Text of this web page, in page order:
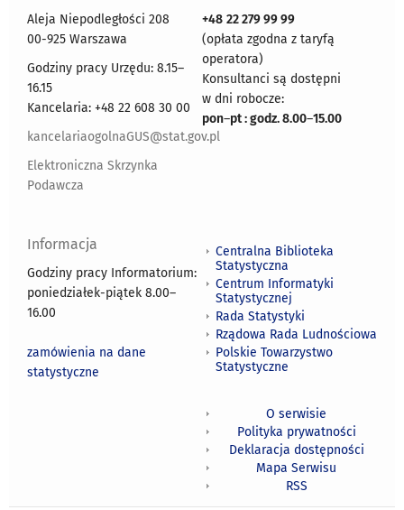
Aleja Niepodległości 208
00-925 Warszawa
Godziny pracy Urzędu: 8.15–
16.15
Kancelaria: +48 22 608 30 00
kancelariaogolnaGUS@stat.gov.pl
Elektroniczna Skrzynka
Podawcza
+48 22 279 99 99
(opłata zgodna z taryfą
operatora)
Konsultanci są dostępni
w dni robocze:
pon–pt : godz. 8.00–15.00
Informacja
Godziny pracy Informatorium:
poniedziałek-piątek 8.00–
16.00
zamówienia na dane
statystyczne
Centralna Biblioteka
Statystyczna
Centrum Informatyki
Statystycznej
Rada Statystyki
Rządowa Rada Ludnościowa
Polskie Towarzystwo
Statystyczne
O serwisie
Polityka prywatności
Deklaracja dostępności
Mapa Serwisu
RSS